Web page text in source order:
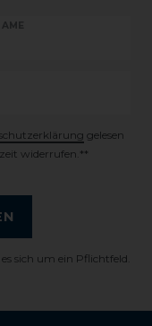
gelesen
widerrufen.**
sich um ein Pflichtfeld.